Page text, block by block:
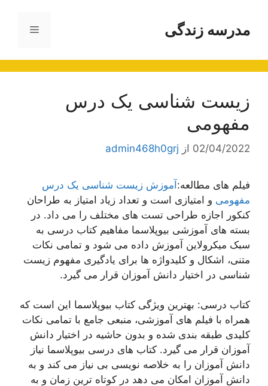
محتوامدرسه زندگی فهرست
زیست شناسی یک درس
مفهومی
02/04/2022 از admin468h0grj
فیلم های مطالعه:آموزش زیست شناسی یک درس
مفهومی و امتیازی است و تعداد زیاد امتیاز به طراحان
کنکور اجازه طراحی تست های مختلف را می داد. در
بسته های آموزشی بیوپلاسما مفاهیم کتاب درسی به
سبک میکرولاین آموزش داده می شود و تمامی نکات
متنی، اشکال و کلیدواژه ها برای یادگیری مفهوم زیست
شناسی در اختیار دانش آموزان قرار می گیرد.
کتاب درسی: بهترین ویژگی کتاب بیوپلاسما این است که
همراه با فیلم های آموزشی، منبعی جامع با تمامی نکات
کلیدی طبقه بندی شده و بدون حاشیه در اختیار دانش
آموزان قرار می گیرد. کتاب های درسی بیوپلاسما نیاز
دانش آموزان را به خلاصه نویسی بی نیاز می کند و به
دانش آموزان امکان می دهد در کوتاه ترین زمان و به